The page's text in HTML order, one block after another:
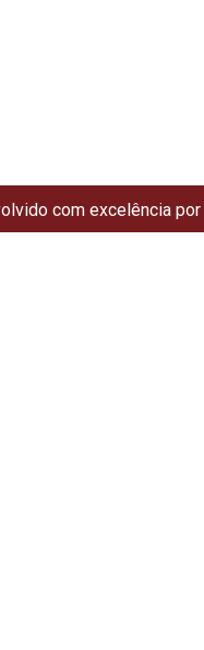
com excelência por